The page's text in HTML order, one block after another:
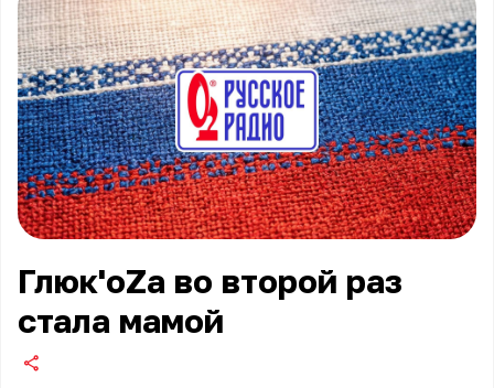
Глюк'oZa во второй раз
стала мамой